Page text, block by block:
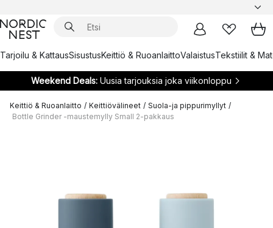
Tarjoilu & KattausSisustusKeittiö & RuoanlaittoValaistusTekstiilit &
Weekend Deals:Uusia tarjouksia joka viikonloppu
Keittiö & Ruoanlaitto / Keittiövälineet / Suola-ja pippurimyllyt /
Bottle Grinder -maustemylly Small 2-pakkaus